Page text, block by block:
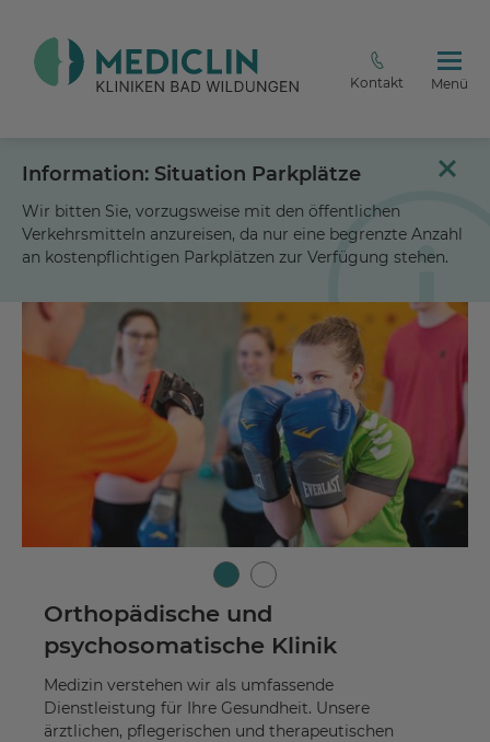
Kontakt Menü
Information: Situation Parkplätze
Wir bitten Sie, vorzugsweise mit den öffentlichen
Verkehrsmitteln anzureisen, da nur eine begrenzte Anzahl
an kostenpflichtigen Parkplätzen zur Verfügung stehen.
Orthopädische und
psychosomatische Klinik
Medizin verstehen wir als umfassende
Dienstleistung für Ihre Gesundheit. Unsere
ärztlichen, pflegerischen und therapeutischen